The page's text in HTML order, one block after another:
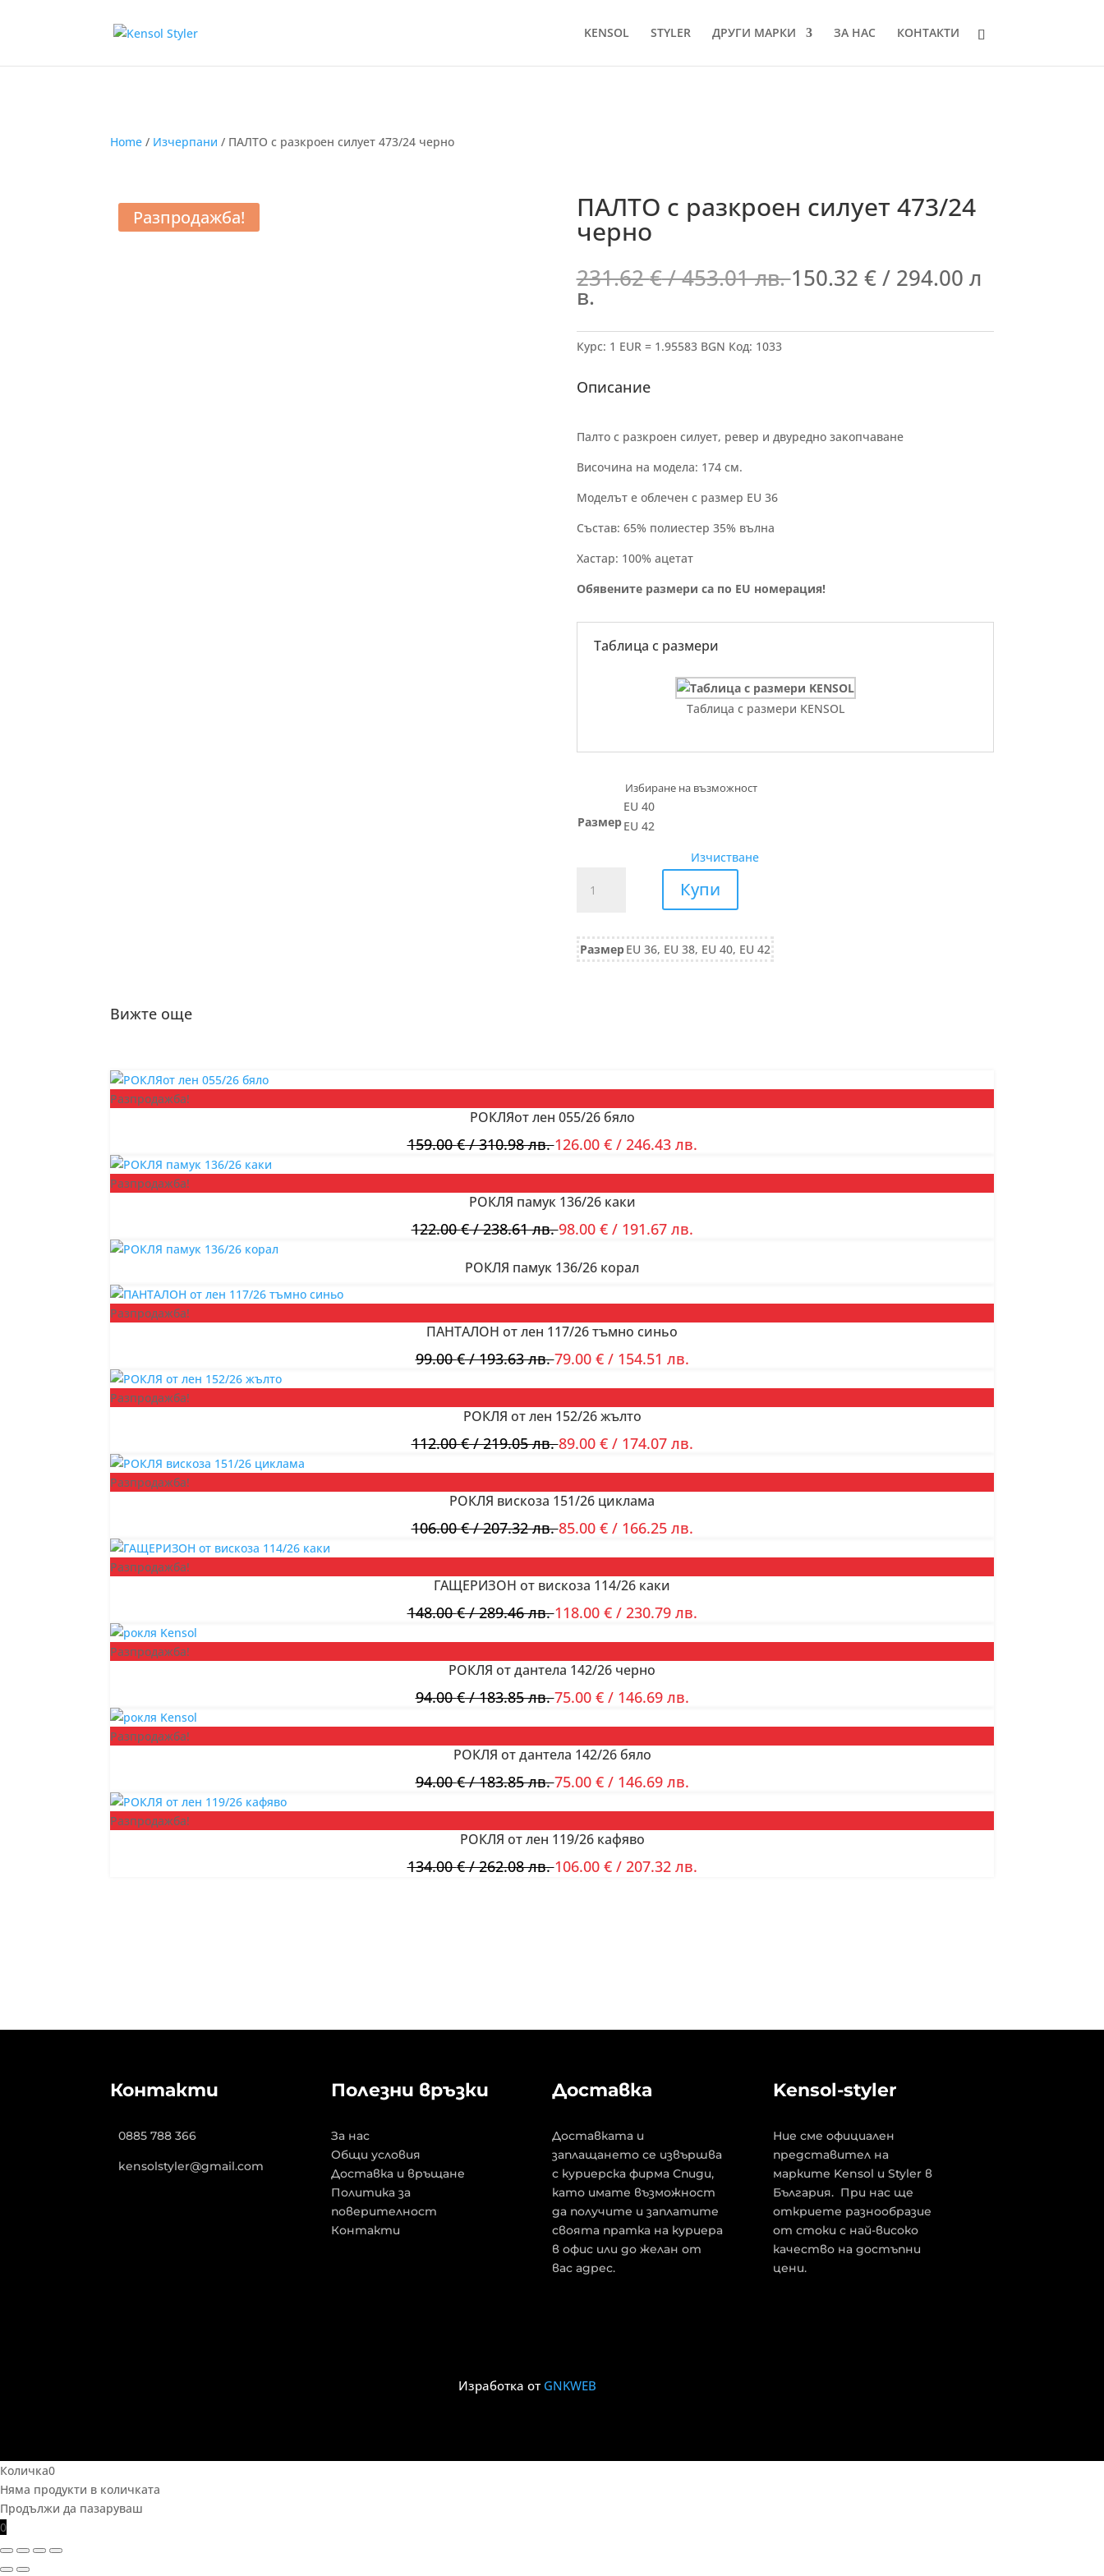
KENSOL STYLER ДРУГИ МАРКИ ЗА НАС КОНТАКТИ
Home / Изчерпани / ПАЛТО с разкроен силует 473/24 черно
Разпродажба! ПАЛТО с разкроен силует 473/24
черно
231.62€/ 453.01 лв.150.32 €/ 294.00 л
в.
Курс: 1 EUR = 1.95583 BGN Код: 1033
Описание
Палто с разкроен силует, ревер и двуредно закопчаване
Височина на модела: 174 см.
Моделът е облечен с размер EU 36
Състав: 65% полиестер 35% вълна
Хастар: 100% ацетат
Обявените размери са по EU номерация!
Таблица с размери
Таблица с размери KENSOL
Размер
EU 40
EU 42
Изчистване
разкроен
Купи
РазмерEU 36, EU 38, EU 40, EU 42
Вижте още
Разпродажба!
РОКЛЯот лен 055/26 бяло
159.00€/ 310.98 лв.126.00 €/ 246.43 лв.
Разпродажба!
РОКЛЯ памук 136/26 каки
122.00€/ 238.61 лв.98.00 €/ 191.67 лв.
РОКЛЯ памук 136/26 корал
Разпродажба!
ПАНТАЛОН от лен 117/26 тъмно синьо
99.00€/ 193.63 лв.79.00 €/ 154.51 лв.
Разпродажба!
РОКЛЯ от лен 152/26 жълто
112.00€/ 219.05 лв.89.00 €/ 174.07 лв.
Разпродажба!
РОКЛЯ вискоза 151/26 циклама
106.00€/ 207.32 лв.85.00 €/ 166.25 лв.
Разпродажба!
ГАЩЕРИЗОН от вискоза 114/26 каки
148.00€/ 289.46 лв.118.00 €/ 230.79 лв.
Разпродажба!
РОКЛЯ от дантела 142/26 черно
94.00€/ 183.85 лв.75.00 €/ 146.69 лв.
Разпродажба!
РОКЛЯ от дантела 142/26 бяло
94.00€/ 183.85 лв.75.00 €/ 146.69 лв.
Разпродажба!
РОКЛЯ от лен 119/26 кафяво
134.00€/ 262.08 лв.106.00 €/ 207.32 лв.
Контакти
0885 788 366
kensolstyler@gmail.com
Полезни връзки
За нас
Общи условия
Доставка и връщане
Политика за
поверителност
Контакти
Доставка
Доставката и
заплащането се извършва
с куриерска фирма Спиди,
като имате възможност
да получите и заплатите
своята пратка на куриера
в офис или до желан от
вас адрес.
Kensol-styler
Ние сме официален
представител на
марките Kensol и Styler в
България. При нас ще
откриете разнообразие
от стоки с най-високо
качество на достъпни
цени.
Изработка от GNKWEB
Количка0
Няма продукти в количката
Продължи да пазаруваш
0